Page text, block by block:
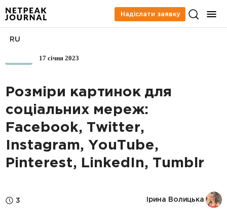
Надіслати заявку
17 січня 2023
RU
Розміри картинок для
соціальних мереж:
Facebook, Twitter,
Instagram, YouTube,
Pinterest, LinkedIn, Tumblr
3 Ірина Волицька